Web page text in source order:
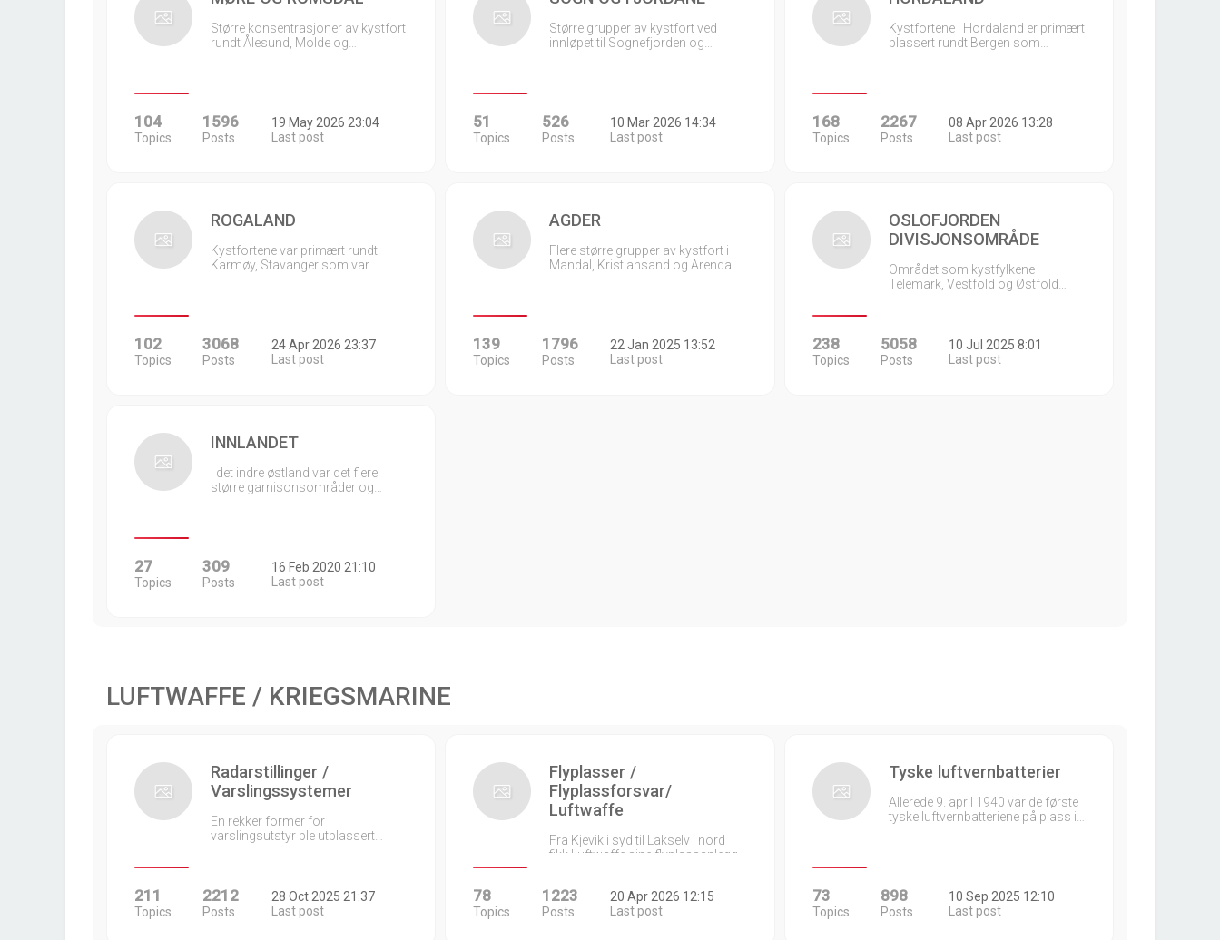
Større konsentrasjoner av kystfort
rundt Ålesund, Molde og…
104
Topics
1596
Posts
19 May 2026 23:04
Last post
Større grupper av kystfort ved
innløpet til Sognefjorden og…
51
Topics
526
Posts
10 Mar 2026 14:34
Last post
Kystfortene i Hordaland er primært
plassert rundt Bergen som…
168
Topics
2267
Posts
08 Apr 2026 13:28
Last post
ROGALAND
Kystfortene var primært rundt
Karmøy, Stavanger som var…
102
Topics
3068
Posts
24 Apr 2026 23:37
Last post
AGDER
Flere større grupper av kystfort i
Mandal, Kristiansand og Arendal…
139
Topics
1796
Posts
22 Jan 2025 13:52
Last post
OSLOFJORDEN
DIVISJONSOMRÅDE
Området som kystfylkene
Telemark, Vestfold og Østfold…
238
Topics
5058
Posts
10 Jul 2025 8:01
Last post
INNLANDET
I det indre østland var det flere
større garnisonsområder og…
27
Topics
309
Posts
16 Feb 2020 21:10
Last post
LUFTWAFFE / KRIEGSMARINE
Radarstillinger /
Varslingssystemer
En rekker former for
varslingsutstyr ble utplassert…
211
Topics
2212
Posts
28 Oct 2025 21:37
Last post
Flyplasser /
Flyplassforsvar/
Luftwaffe
Fra Kjevik i syd til Lakselv i nord
fikk Luftwaffe sine flyplassanlegg…
78
Topics
1223
Posts
20 Apr 2026 12:15
Last post
Tyske luftvernbatterier
Allerede 9. april 1940 var de første
tyske luftvernbatteriene på plass i…
73
Topics
898
Posts
10 Sep 2025 12:10
Last post